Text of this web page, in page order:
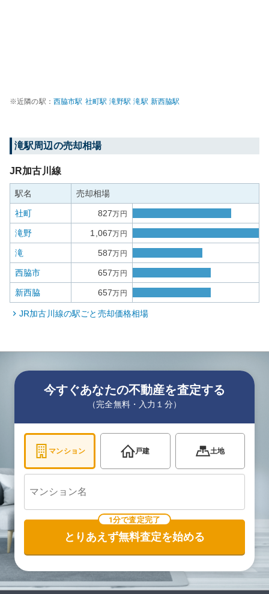
※近隣の駅： 西脇市駅 社町駅 滝野駅 滝駅 新西脇駅
滝駅周辺の売却相場
JR加古川線
駅名 売却相場
社町 827万円
滝野 1,067万円
滝 587万円
西脇市 657万円
新西脇 657万円
JR加古川線の駅ごと売却価格相場
今すぐあなたの不動産を査定する
（完全無料・入力１分）
マンション 戸建 土地
1分で査定完了
とりあえず無料査定を始める